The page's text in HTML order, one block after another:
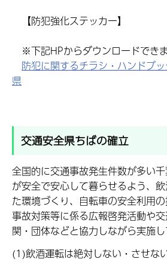
【防犯強化ステッカー】
※下記HPからダウンロードできま
防犯に関するチラシ・ハンドブ
県
交通安全県ちばの確立
全国的に交通事故発生件数が多い
が安全で安心して暮らせるよう、
た環境づくり、自転車の安全利用
事故対策等に係る広報啓発活動や
関・団体などと協力しながら実施し
(1)飲酒運転は絶対しない・させな